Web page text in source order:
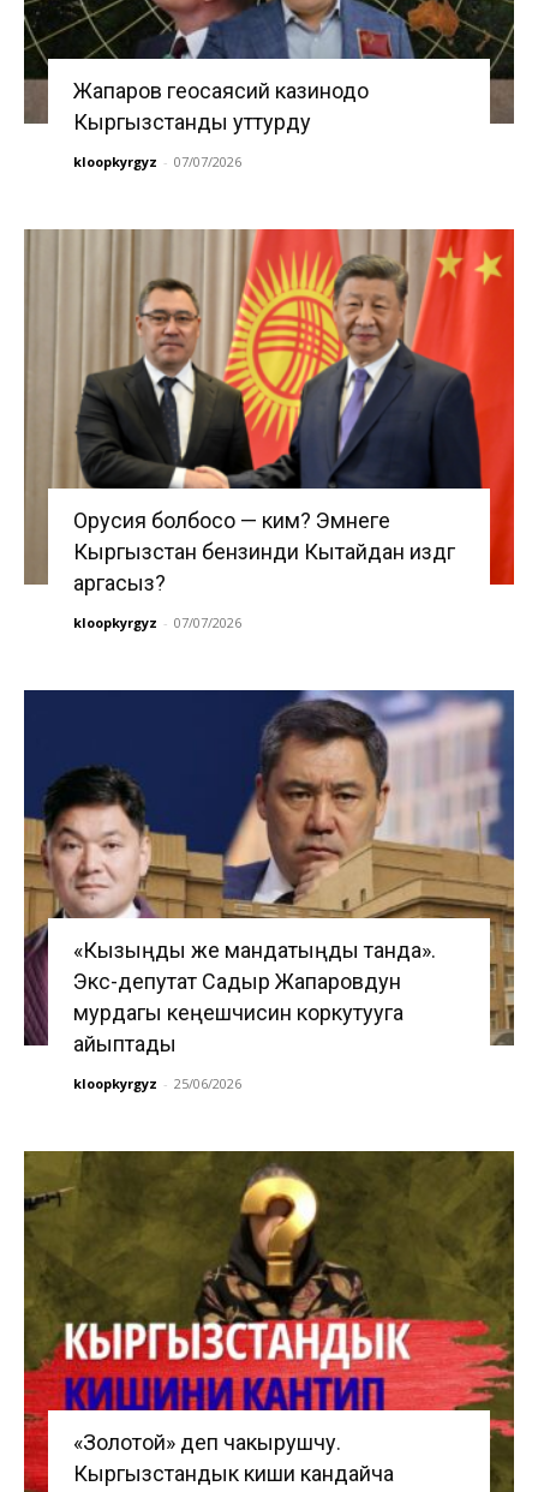
Жапаров геосаясий казинодо
Кыргызстанды уттурду
kloopkyrgyz - 07/07/2026
Орусия болбосо — ким? Эмнеге
Кыргызстан бензинди Кытайдан издөөгө
аргасыз?
kloopkyrgyz - 07/07/2026
«Кызыңды же мандатыңды танда».
Экс-депутат Садыр Жапаровдун
мурдагы кеңешчисин коркутууга
айыптады
kloopkyrgyz - 25/06/2026
«Золотой» деп чакырушчу.
Кыргызстандык киши кандайча